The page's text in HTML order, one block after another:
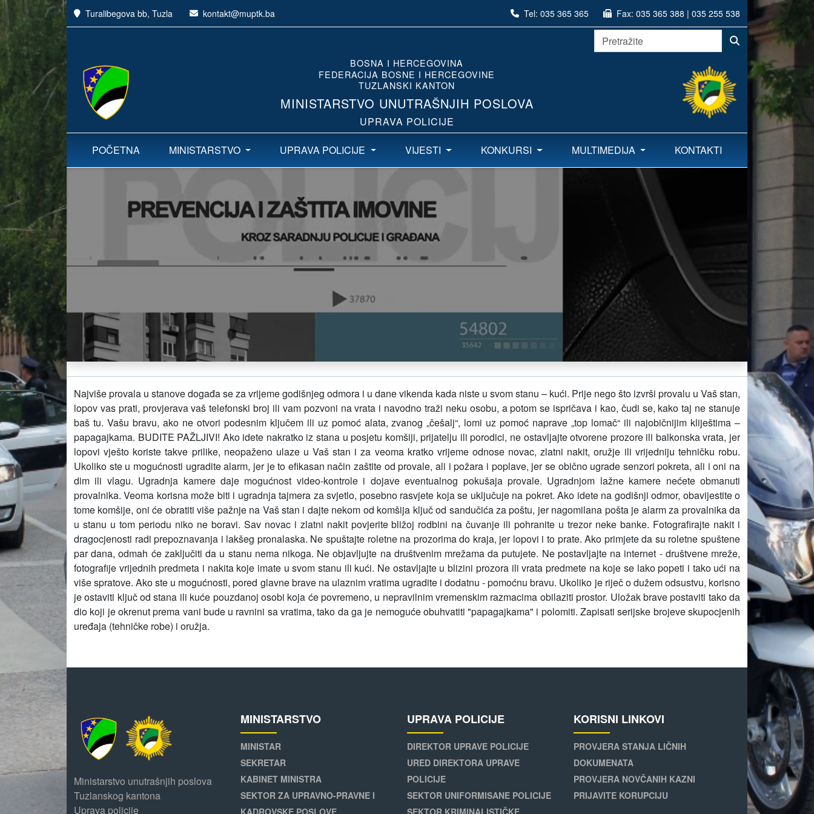
Turalibegova bb, Tuzla kontakt@muptk.ba Tel: 035 365 365 Fax: 035 365 388 | 035 255 538
BOSNA I HERCEGOVINA
FEDERACIJA BOSNE I HERCEGOVINE
TUZLANSKI KANTON
MINISTARSTVO UNUTRAŠNJIH POSLOVA
UPRAVA POLICIJE
POČETNA MINISTARSTVO UPRAVA POLICIJE VIJESTI KONKURSI MULTIMEDIJA KONTAKTI
Najviše provala u stanove događa se za vrijeme godišnjeg odmora i u dane vikenda kada niste u svom stanu – kući. Prije nego što izvrši provalu u Vaš stan,
lopov vas prati, provjerava vaš telefonski broj ili vam pozvoni na vrata i navodno traži neku osobu, a potom se ispričava i kao, čudi se, kako taj ne stanuje
baš tu. Vašu bravu, ako ne otvori podesnim ključem ili uz pomoć alata, zvanog „češalj“, lomi uz pomoć naprave „top lomač“ ili najobičnijim kliještima –
papagajkama. BUDITE PAŽLJIVI! Ako idete nakratko iz stana u posjetu komšiji, prijatelju ili porodici, ne ostavljajte otvorene prozore ili balkonska vrata, jer
lopovi vješto koriste takve prilike, neopaženo ulaze u Vaš stan i za veoma kratko vrijeme odnose novac, zlatni nakit, oružje ili vrijedniju tehničku robu.
Ukoliko ste u mogućnosti ugradite alarm, jer je to efikasan način zaštite od provale, ali i požara i poplave, jer se obično ugrade senzori pokreta, ali i oni na
dim ili vlagu. Ugradnja kamere daje mogućnost video-kontrole i dojave eventualnog pokušaja provale. Ugradnjom lažne kamere nećete obmanuti
provalnika. Veoma korisna može biti i ugradnja tajmera za svjetlo, posebno rasvjete koja se uključuje na pokret. Ako idete na godišnji odmor, obavijestite o
tome komšije, oni će obratiti više pažnje na Vaš stan i dajte nekom od komšija ključ od sandučića za poštu, jer nagomilana pošta je alarm za provalnika da
u stanu u tom periodu niko ne boravi. Sav novac i zlatni nakit povjerite bližoj rodbini na čuvanje ili pohranite u trezor neke banke. Fotografirajte nakit i
dragocjenosti radi prepoznavanja i lakšeg pronalaska. Ne spuštajte roletne na prozorima do kraja, jer lopovi i to prate. Ako primjete da su roletne spuštene
par dana, odmah će zaključiti da u stanu nema nikoga. Ne objavljujte na društvenim mrežama da putujete. Ne postavljajte na internet - društvene mreže,
fotografije vrijednih predmeta i nakita koje imate u svom stanu ili kući. Ne ostavljajte u blizini prozora ili vrata predmete na koje se lako popeti i tako ući na
više spratove. Ako ste u mogućnosti, pored glavne brave na ulaznim vratima ugradite i dodatnu - pomoćnu bravu. Ukoliko je riječ o dužem odsustvu, korisno
je ostaviti ključ od stana ili kuće pouzdanoj osobi koja će povremeno, u nepravilnim vremenskim razmacima obilaziti prostor. Uložak brave postaviti tako da
dio koji je okrenut prema vani bude u ravnini sa vratima, tako da ga je nemoguće obuhvatiti "papagajkama" i polomiti. Zapisati serijske brojeve skupocjenih
uređaja (tehničke robe) i oružja.
Ministarstvo unutrašnjih poslova
Tuzlanskog kantona
Uprava policije
MINISTARSTVO
MINISTAR
SEKRETAR
KABINET MINISTRA
SEKTOR ZA UPRAVNO-PRAVNE I
UPRAVA POLICIJE
DIREKTOR UPRAVE POLICIJE
URED DIREKTORA UPRAVE
POLICIJE
SEKTOR UNIFORMISANE POLICIJE
KORISNI LINKOVI
PROVJERA STANJA LIČNIH
DOKUMENATA
PROVJERA NOVČANIH KAZNI
PRIJAVITE KORUPCIJU